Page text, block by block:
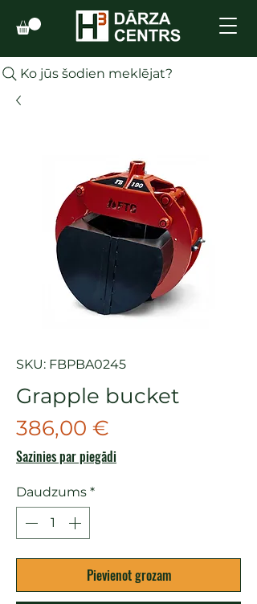
Ko jūs šodien meklējat?
SKU: FBPBA0245
Grapple bucket
386,00 €
Sazinies par piegādi
Daudzums *
Pievienot grozam